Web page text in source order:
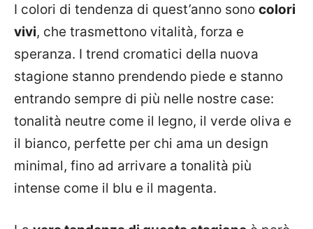
I colori di tendenza di quest’anno sono colori
vivi, che trasmettono vitalità, forza e
speranza. I trend cromatici della nuova
stagione stanno prendendo piede e stanno
entrando sempre di più nelle nostre case:
tonalità neutre come il legno, il verde oliva e
il bianco, perfette per chi ama un design
minimal, fino ad arrivare a tonalità più
intense come il blu e il magenta.